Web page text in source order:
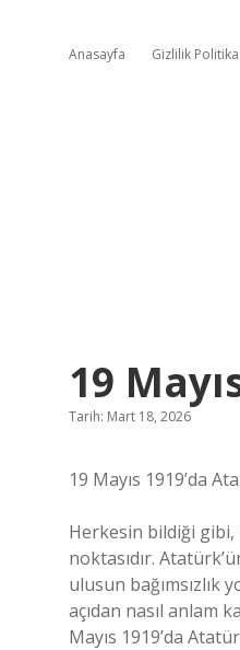
Anasayfa Gizlilik
19
Tarih: Mart 18, 2026
19 Mayıs 1919’da
Herkesin bildiği gibi,
noktasıdır.
ulusun bağımsızlık
açıdan nasıl anlam
Mayıs 1919’da